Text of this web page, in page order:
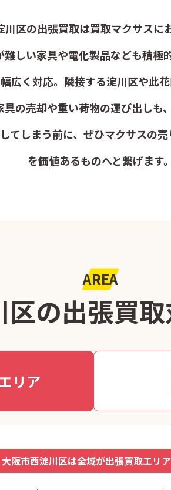
川区の出張買取は買取マクサスに
しい家具や電化製品なども積
広く対応。隣接する淀川区や此
の売却や重い荷物の運び出し
てしまう前に、ぜひマクサスの
を価値あるものへと繋げます。
AREA
の出張買取
リア
大阪市西淀川区は全域が出張買取エリア